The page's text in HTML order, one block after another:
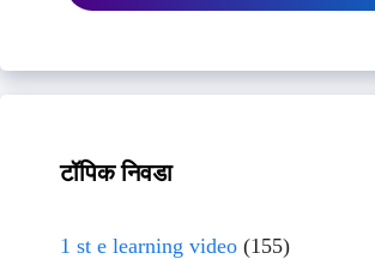
टॉपिक निवडा
1 st e learning video (155)